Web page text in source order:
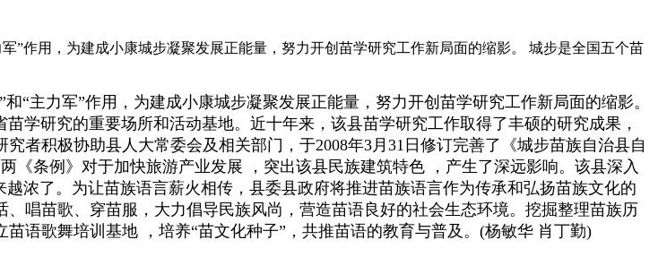
”作用，为建成小康城步凝聚发展正能量，努力开创苗学研究工作新局面的缩影。 城步是全国五个苗
主力军”作用，为建成小康城步凝聚发展正能量，努力开创苗学研究工作新局面的缩影。
研究的重要场所和活动基地。近十年来，该县苗学研究工作取得了丰硕的研究成果，
者积极协助县人大常委会及相关部门，于2008年3月31日修订完善了《城步苗族自治县自
《条例》对于加快旅游产业发展 ，突出该县民族建筑特色 ，产生了深远影响。该县深入
浓了。为让苗族语言薪火相传，县委县政府将推进苗族语言作为传承和弘扬苗族文化的
唱苗歌、穿苗服，大力倡导民族风尚，营造苗语良好的社会生态环境。挖掘整理苗族历
语歌舞培训基地 ，培养“苗文化种子”，共推苗语的教育与普及。(杨敏华 肖丁勤)